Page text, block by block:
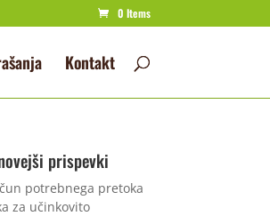
0 Items
Kontakt
prispevki
potrebnega pretoka
za učinkovito